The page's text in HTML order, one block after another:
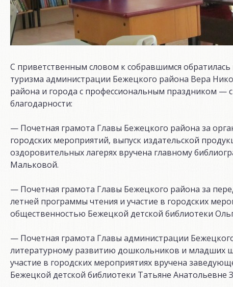
С приветственным словом к собравшимся
туризма администрации Бежецкого района Вера
района и города с профессиональным праздником —
благодарности:
— Почетная грамота Главы Бежецкого района за
городских мероприятий, выпуск издательской
оздоровительных лагерях вручена главному
Мальковой.
— Почетная грамота Главы Бежецкого района за
летней программы чтения и участие в городских
общественностью Бежецкой детской библиотеки
— Почетная грамота Главы администрации
литературному развитию дошкольников и младших
участие в городских мероприятиях вручена
Бежецкой детской библиотеки Татьяне Анатольевне